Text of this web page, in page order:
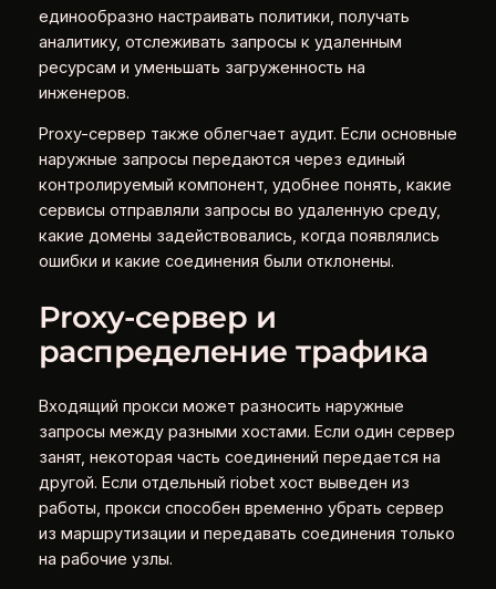
единообразно настраивать политики, получать
аналитику, отслеживать запросы к удаленным
ресурсам и уменьшать загруженность на
инженеров.
Proxy-сервер также облегчает аудит. Если основные
наружные запросы передаются через единый
контролируемый компонент, удобнее понять, какие
сервисы отправляли запросы во удаленную среду,
какие домены задействовались, когда появлялись
ошибки и какие соединения были отклонены.
Proxy-сервер и
распределение трафика
Входящий прокси может разносить наружные
запросы между разными хостами. Если один сервер
занят, некоторая часть соединений передается на
другой. Если отдельный riobet хост выведен из
работы, прокси способен временно убрать сервер
из маршрутизации и передавать соединения только
на рабочие узлы.